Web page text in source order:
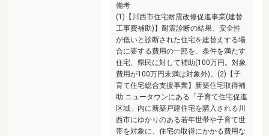
備考
(1)【川西市住宅耐震改修促進事業(建替
工事費補助)】耐震診断の結果、安全性
が低いと診断された住宅を建替えする場
合に要する費用の一部を、条件を満たす
住宅、県民に対して補助(100万円。対象
費用が100万円未満は対象外)。(2)【子
育て住宅総合支援事業】新築住宅取得補
助:ニュータウンにある「子育て住宅促進
区域」内に新築戸建住宅を購入される川
西市にゆかりのある若年世帯や子育て世
帯を対象に、住宅の取得にかかる費用な